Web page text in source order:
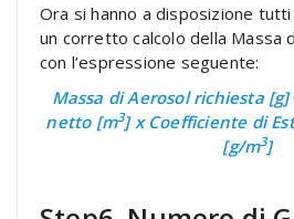
Ora si hanno a disposizione
un corretto calcolo della Massa
con l’espressione seguente:
Massa di Aerosol richiesta [g]
netto [m3] x Coefficiente di
[g/m3]